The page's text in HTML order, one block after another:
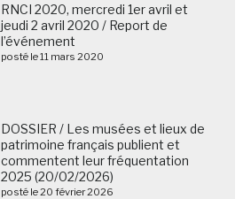
RNCI 2020, mercredi 1er avril et
jeudi 2 avril 2020 / Report de
l’événement
posté le 11 mars 2020
DOSSIER / Les musées et lieux de
patrimoine français publient et
commentent leur fréquentation
2025 (20/02/2026)
posté le 20 février 2026